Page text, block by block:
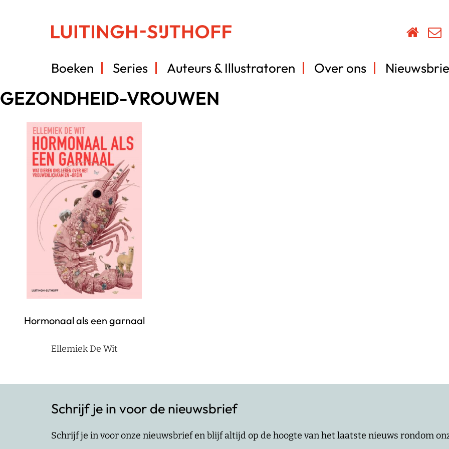
Boeken Series Auteurs & Illustratoren Over ons
GEZONDHEID-VROUWEN
Hormonaal als een garnaal
Ellemiek De Wit
Schrijf je in voor de nieuwsbrief
Schrijf je in voor onze nieuwsbrief en blijf altijd op de hoogte van het laatste nieuws rondom